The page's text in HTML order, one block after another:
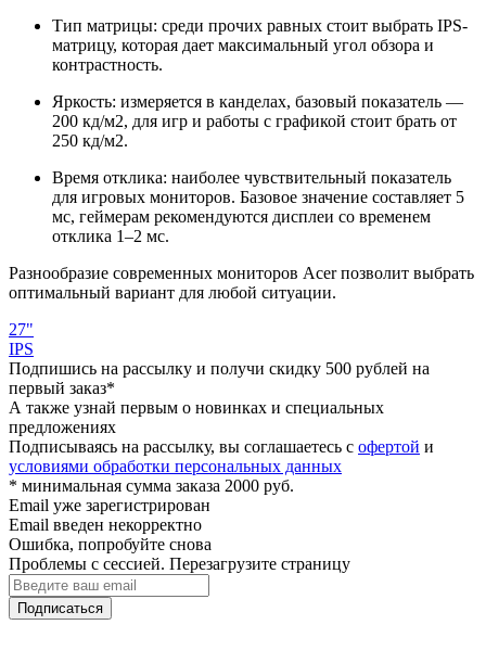
Тип матрицы: среди прочих равных стоит выбрать IPS-
матрицу, которая дает максимальный угол обзора и
контрастность.
Яркость: измеряется в канделах, базовый показатель —
200 кд/м2, для игр и работы с графикой стоит брать от
250 кд/м2.
Время отклика: наиболее чувствительный показатель
для игровых мониторов. Базовое значение составляет 5
мс, геймерам рекомендуются дисплеи со временем
отклика 1–2 мс.
Разнообразие современных мониторов Acer позволит выбрать
оптимальный вариант для любой ситуации.
27"
IPS
Подпишись на рассылку и получи скидку 500 рублей на
первый заказ*
А также узнай первым о новинках и специальных
предложениях
Подписываясь на рассылку, вы соглашаетесь с офертой и
условиями обработки персональных данных
* минимальная сумма заказа 2000 руб.
Email уже зарегистрирован
Email введен некорректно
Ошибка, попробуйте снова
Проблемы с сессией. Перезагрузите страницу
Подписаться